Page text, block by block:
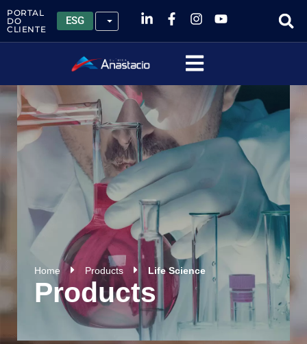
PORTAL
DO
CLIENTE
ESG
Home Products Life Science
Products